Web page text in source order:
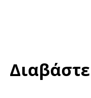
Διαβάστε